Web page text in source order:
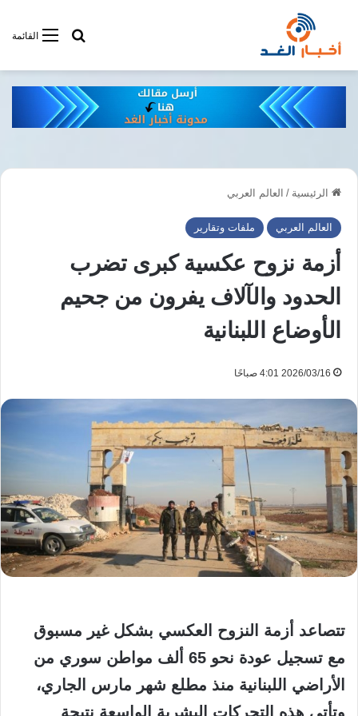
القائمةأبحت فى
الرئيسية / العالم العربي
العالم العربي ملفات وتقارير
أزمة نزوح عكسية كبرى تضرب
الحدود والآلاف يفرون من جحيم
الأوضاع اللبنانية
2026/03/16 4:01 صباحًا
تتصاعد أزمة النزوح العكسي بشكل غير مسبوق
مع تسجيل عودة نحو 65 ألف مواطن سوري من
الأراضي اللبنانية منذ مطلع شهر مارس الجاري،
وتأتي هذه التحركات البشرية الواسعة نتيجة